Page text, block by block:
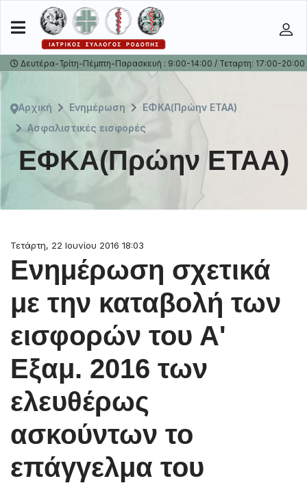
Δευτέρα-Τρίτη-Πέμπτη-Παρασκευή : 9:00-14:00 / Τεταρτη: 17:00-20:00
ΕΦΚΑ(Πρώην ΕΤΑΑ)
Αρχική Ενημέρωση
ΕΦΚΑ(Πρώην ΕΤΑΑ)
Ασφαλιστικές εισφορές
Τετάρτη, 22 Ιουνίου 2016 18:03
Ενημέρωση σχετικά
με την καταβολή των
εισφορών του Α'
Εξαμ. 2016 των
ελευθέρως
ασκούντων το
επάγγελμα του